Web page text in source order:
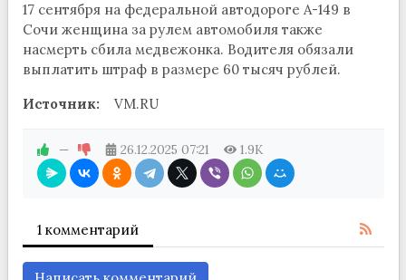
17 сентября на федеральной автодороге А-149 в
Сочи женщина за рулем автомобиля также
насмерть сбила медвежонка. Водителя обязали
выплатить штраф в размере 60 тысяч рублей.
Источник:
VM.RU
— 26.12.2025 07:21 1.9K
1 комментарий